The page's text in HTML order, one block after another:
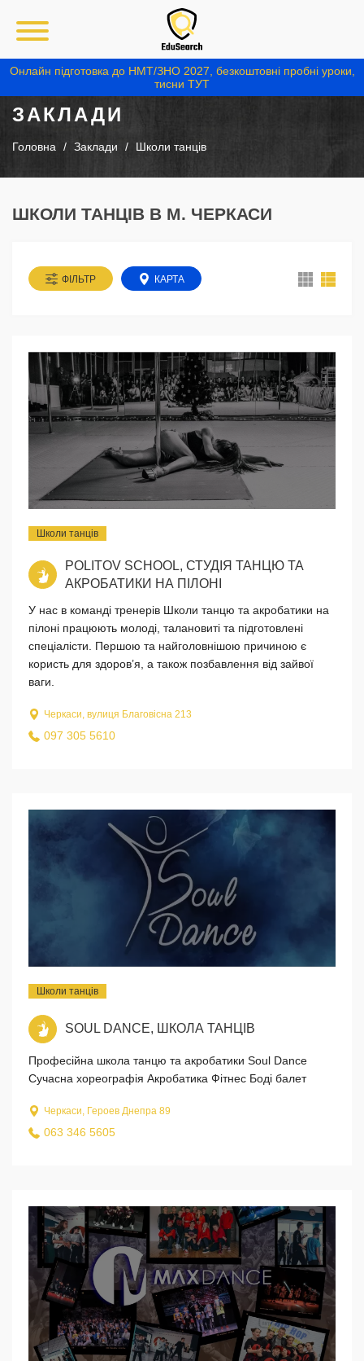
Онлайн підготовка до НМТ/ЗНО 2027, безкоштовні пробні уроки,
тисни ТУТ
ЗАКЛАДИ
Головна Заклади Школи танців
ШКОЛИ ТАНЦІВ В М. ЧЕРКАСИ
ФІЛЬТР КАРТА
Школи танців
POLITOV SCHOOL, СТУДІЯ ТАНЦЮ ТА
АКРОБАТИКИ НА ПІЛОНІ
У нас в команді тренерiв Школи танцю та акробатики на
пiлонi працюють молоді, талановиті та пiдготовлені
спецiалiсти. Першою та найголовнішою причиною є
користь для здоров’я, а також позбавлення від зайвої
ваги.
Черкаси, вулиця Благовiсна 213
097 305 5610
Школи танців
SOUL DANCE, ШКОЛА ТАНЦІВ
Професійна школа танцю та акробатики Soul Dance
Сучасна хореографія Акробатика Фітнес Боді балет
Черкаси, Героев Днепра 89
063 346 5605